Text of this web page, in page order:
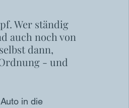
Wer ständig
auch noch von
dann,
- und
in die